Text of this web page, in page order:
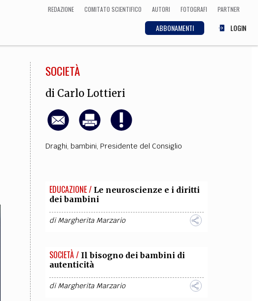
REDAZIONE COMITATO SCIENTIFICO AUTORI FOTOGRAFI PARTNER
ABBONAMENTI LOGIN
ECONOMIA
CULTURA
Arte, Cinema, Musica,
SOCIETÀ
di Carlo Lottieri
Draghi, bambini, Presidente del Consiglio
EDUCAZIONE / Le neuroscienze e i diritti
dei bambini
diMargherita Marzario
SOCIETÀ / Il bisogno dei bambini di
autenticità
diMargherita Marzario